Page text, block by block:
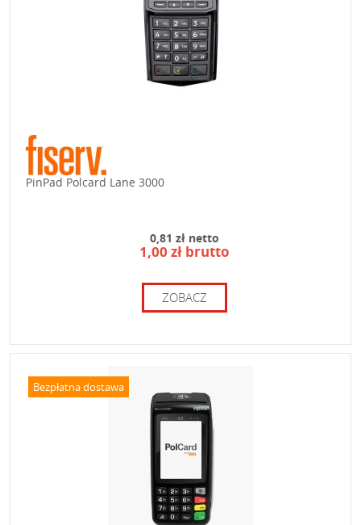
PinPad Polcard Lane 3000
0,81 zł netto
1,00 zł brutto
ZOBACZ
Bezpłatna dostawa